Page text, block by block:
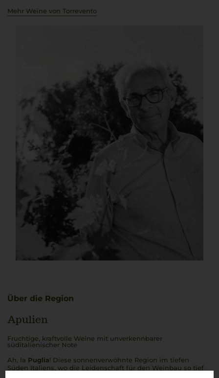
Mehr Weine von Torrevento
Über die Region
Apulien
Fruchtige, kraftvolle Weine mit unverkennbarer
süditalienischer Note
Ah, la Puglia! Diese sonnenverwöhnte Region im tiefen
Süden Italiens, wo die Leidenschaft für den Weinbau so tief